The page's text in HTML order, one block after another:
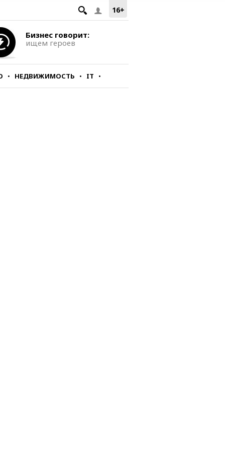
16+
Бизнес говорит:
ищем героев
НЕДВИЖИМОСТЬ IT